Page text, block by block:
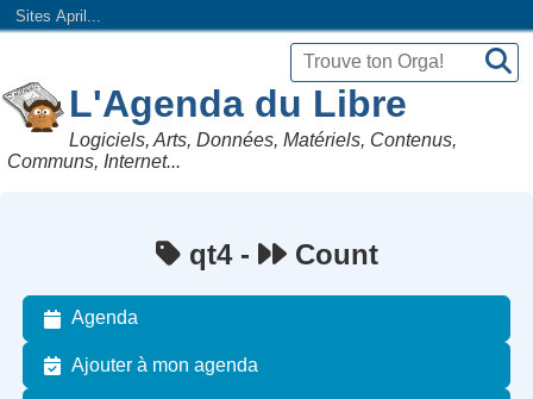
Sites April...
L'Agenda du Libre
Logiciels, Arts, Données, Matériels, Contenus,
Communs, Internet...
qt4 - Count
Agenda
Ajouter à mon agenda